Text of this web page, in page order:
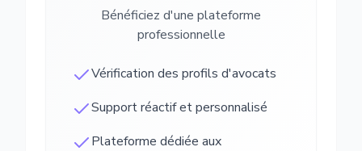
Bénéficiez d'une plateforme
professionnelle
Vérification des profils d'avocats
Support réactif et personnalisé
Plateforme dédiée aux